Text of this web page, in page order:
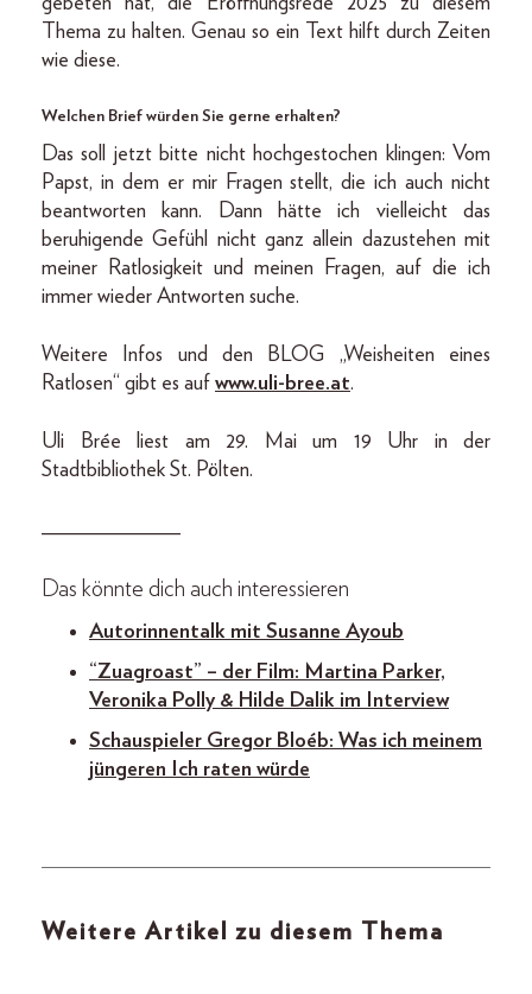
Thema zu halten. Genau so ein Text hilft durch Zeiten
wie diese.
Welchen Brief würden Sie gerne erhalten?
Das soll jetzt bitte nicht hochgestochen klingen: Vom
Papst, in dem er mir Fragen stellt, die ich auch nicht
beantworten kann. Dann hätte ich vielleicht das
beruhigende Gefühl nicht ganz allein dazustehen mit
meiner Ratlosigkeit und meinen Fragen, auf die ich
immer wieder Antworten suche.
Weitere Infos und den BLOG „Weisheiten eines
Ratlosen“ gibt es auf www.uli-bree.at.
Uli Brée liest am 29. Mai um 19 Uhr in der
Stadtbibliothek St. Pölten.
_____________
Das könnte dich auch interessieren
Autorinnentalk mit Susanne Ayoub
“Zuagroast” – der Film: Martina Parker,
Veronika Polly & Hilde Dalik im Interview
Schauspieler Gregor Bloéb: Was ich meinem
jüngeren Ich raten würde
Weitere Artikel zu diesem Thema